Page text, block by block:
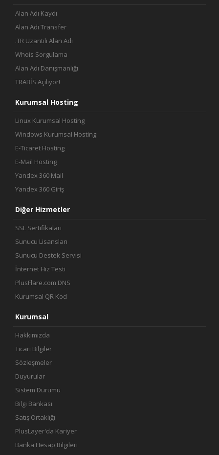
Alan Adı Kaydı
Alan Adı Transfer
.TR Uzantılı Alan Adı
Whois Sorgulama
Alan Adı Danışmanlığı
TRABİS Açılıyor!
Kurumsal Hosting
Linux Kurumsal Hosting
Windows Kurumsal Hosting
E-Ticaret Hosting
E-Mail Hosting
Yandex 360 Mail
Yandex 360 Giriş
Diğer Hizmetler
SSL Sertifikaları
Sunucu Lisansları
Sunucu Destek Servisi
İnternet Hız Testi
PlusFlare.com DNS
Kurumsal QR Kod
Kurumsal
Hakkımızda
Ticari Bilgiler
Sözleşmeler
Duyurular
Sistem Durumu
Bilgi Bankası
Satış Ortaklığı
PlusLayer'da Kariyer
Banka Hesap Bilgileri